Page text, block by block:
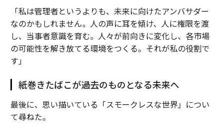
「私は管理者というよりも、未来に向けたアンバサダー
なのかもしれません。人の声に耳を傾け、人に権限を渡
し、当事者意識を育む。人々が前向きに変化し、各市場
の可能性を解き放てる環境をつくる。それが私の役割で
す」
紙巻きたばこが過去のものとなる未来へ
最後に、思い描いている「スモークレスな世界」につい
て尋ねた。